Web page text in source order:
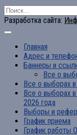
Найти:
Разработка сайта:
Главная
Адрес и
Баннеры и
Все о
Все о выборах
Все о выборах
2026 года
Выборы и
График приема
График работы